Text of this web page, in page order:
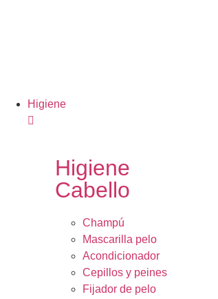
Higiene
Higiene
Cabello
Champú
Mascarilla pelo
Acondicionador
Cepillos y peines
Fijador de pelo